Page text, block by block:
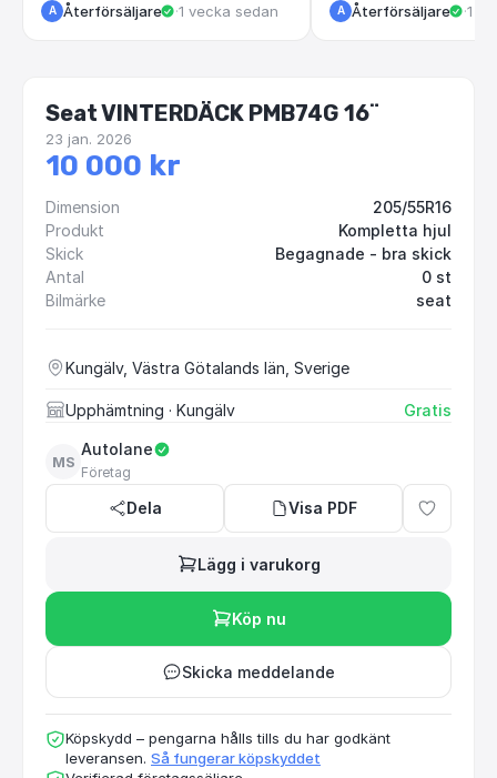
A Återförsäljare ·1 vecka sedan A Återförsäljare ·1
Seat VINTERDÄCK PMB74G 16¨
23 jan. 2026
10 000 kr
Dimension
205/55R16
Produkt
Kompletta hjul
Skick
Begagnade - bra skick
Antal
0 st
Bilmärke
seat
Kungälv, Västra Götalands län, Sverige
Upphämtning · Kungälv Gratis
MS
Autolane
Företag
Dela Visa PDF
Lägg i varukorg
Köp nu
Skicka meddelande
Köpskydd – pengarna hålls tills du har godkänt
leveransen. Så fungerar köpskyddet